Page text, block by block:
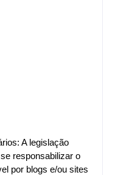
A legislação
responsabilizar o
por blogs e/ou sites